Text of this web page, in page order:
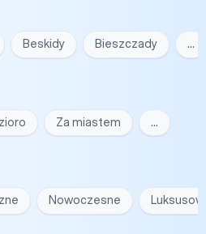
Beskidy Bieszczady …
Za miastem …
Nowoczesne